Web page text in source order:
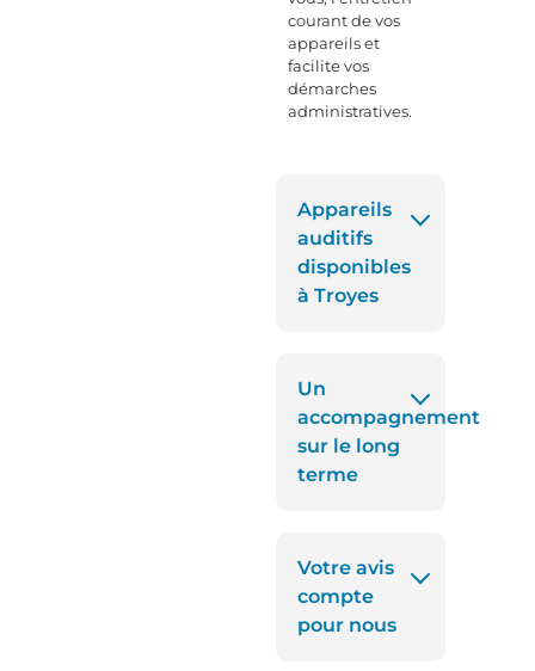
courant de vos
appareils et
facilite vos
démarches
administratives.
Appareils
auditifs
disponibles
à Troyes
Un
accompagnement
sur le long
terme
Votre avis
compte
pour nous